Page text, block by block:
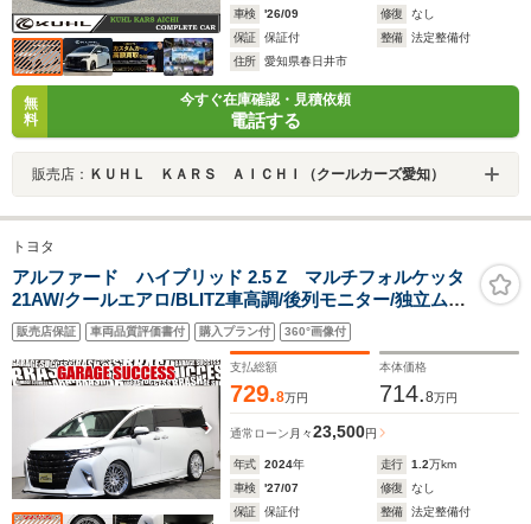
車検
'26/09 修復
なし
保証
保証付 整備
法定整備付
住所
愛知県春日井市
無
料
今すぐ在庫確認・見積依頼
電話する
販売店： ＫＵＨＬ ＫＡＲＳ ＡＩＣＨＩ（クールカーズ愛知）
トヨタ
アルファード ハイブリッド 2.5 Z マルチフォルケッタ
21AW/クールエアロ/BLITZ車高調/後列モニター/独立ムー
ンルーフ/トヨタチームメイト/100V電源/360度カメラ/Bカ
メ/パワーBドア/デジミラ/ドラレコ/ETC2.0
販売店保証 車両品質評価書付 購入プラン付 360°画像付
支払総額
729.8万円
本体価格
714.8万円
通常ローン 月々23,500円
年式 2024年 走行 1.2万km
車検
'27/07 修復
なし
保証
保証付 整備
法定整備付